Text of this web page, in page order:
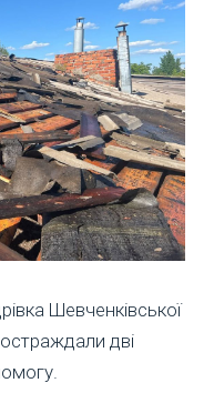
Шевченківської
дві